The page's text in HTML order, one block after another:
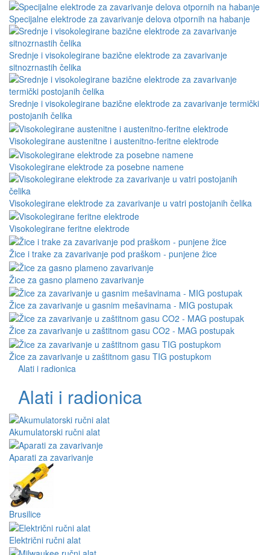
Specijalne elektrode za zavarivanje delova otpornih na habanje
Srednje i visokolegirane bazične elektrode za zavarivanje
sitnozrnastih čelika
Srednje i visokolegirane bazične elektrode za zavarivanje termički
postojanih čelika
Visokolegirane austenitne i austenitno-feritne elektrode
Visokolegirane elektrode za posebne namene
Visokolegirane elektrode za zavarivanje u vatri postojanih čelika
Visokolegirane feritne elektrode
Žice i trake za zavarivanje pod praškom - punjene žice
Žice za gasno plameno zavarivanje
Žice za zavarivanje u gasnim mešavinama - MIG postupak
Žice za zavarivanje u zaštitnom gasu CO2 - MAG postupak
Žice za zavarivanje u zaštitnom gasu TIG postupkom
Alati i radionica
Alati i radionica
Akumulatorski ručni alat
Aparati za zavarivanje
Brusilice
Električni ručni alat